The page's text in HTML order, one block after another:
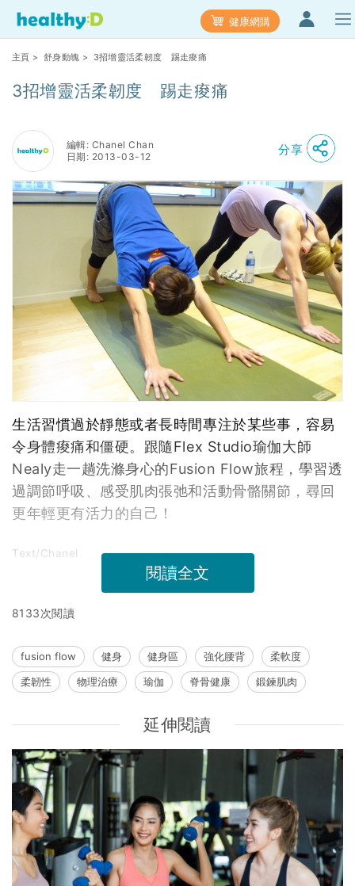
健康網購
主頁 > 舒身動魄 > 3招增靈活柔韌度 踢走痠痛
3招增靈活柔韌度 踢走痠痛
編輯: Chanel Chan
日期: 2013-03-12
分享
生活習慣過於靜態或者長時間專注於某些事，容易
令身體痠痛和僵硬。跟隨Flex Studio瑜伽大師
Nealy走一趟洗滌身心的Fusion Flow旅程，學習透
過調節呼吸、感受肌肉張弛和活動骨骼關節，尋回
更年輕更有活力的自己！
Text/Chanel
閱讀全文
8133次閱讀
fusion flow 健身 健身區 強化腰背
柔軟度
柔韌性
物理治療 瑜伽 脊骨健康 鍛鍊肌肉
延伸閱讀